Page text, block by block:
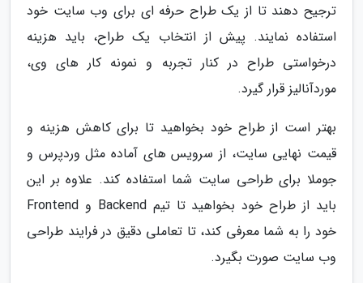
ترجیح دهند تا از یک طراح حرفه ای برای وب سایت خود
استفاده نمایند. پیش از انتخاب یک طراح، باید هزینه
درخواستی طراح در کنار تجربه و نمونه کار های وی،
موردآنالیز قرار گیرد.
بهتر است از طراح خود بخواهید تا برای کاهش هزینه و
قیمت نهایی سایت، از سرویس های آماده مثل وردپرس و
جوملا برای طراحی سایت شما استفاده کند. علاوه بر این
باید از طراح خود بخواهید تا تیم Backend و Frontend
خود را به شما معرفی کند، تا تعاملی دقیق در فرایند طراحی
وب سایت صورت بگیرد.